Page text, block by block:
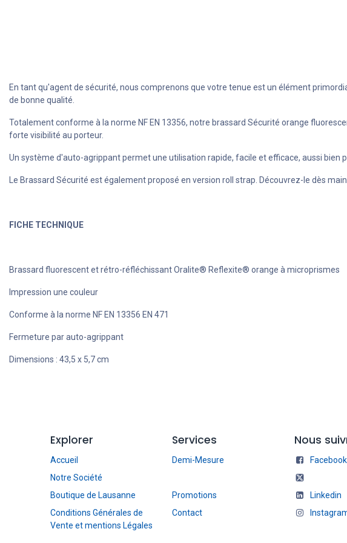
En tant qu'agent de sécurité, nous comprenons que votre tenue est un élément
de bonne qualité.
Totalement conforme à la norme NF EN 13356, notre brassard Sécurité orange
forte visibilité au porteur.
Un système d'auto-agrippant permet une utilisation rapide, facile et efficace, aussi bien
Le Brassard Sécurité est également proposé en version roll strap. Découvrez-le dès
FICHE TECHNIQUE
Brassard fluorescent et rétro-réfléchissant Oralite® Reflexite® orange à microprismes
Impression une couleur
Conforme à la norme NF EN 13356 EN 471
Fermeture par auto-agrippant
Dimensions : 43,5 x 5,7 cm
Explorer
Accueil
Notre Société
Boutique de Lausanne
Conditions Générales de
Vente et mentions Légales
Services
Demi-Mesure
Promotions
Contact
Nous
Facebook
Linkedin